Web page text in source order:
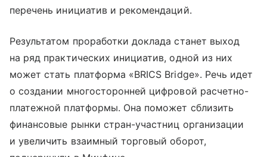
перечень инициатив и рекомендаций.
Результатом проработки доклада станет выход
на ряд практических инициатив, одной из них
может стать платформа «BRICS Bridge». Речь идет
о создании многосторонней цифровой расчетно-
платежной платформы. Она поможет сблизить
финансовые рынки стран-участниц организации
и увеличить взаимный торговый оборот,